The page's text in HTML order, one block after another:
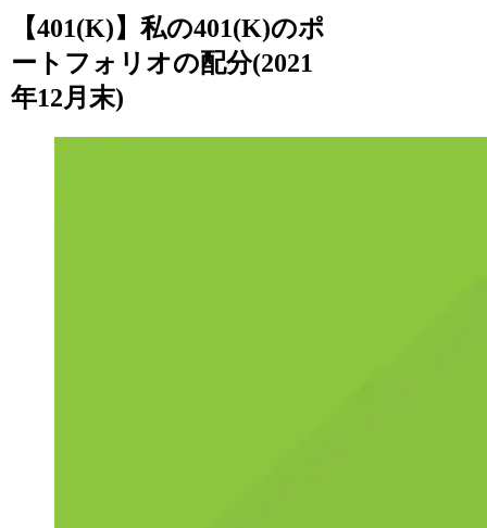
【401(K)】私の401(K)のポ
ートフォリオの配分(2021
年12月末)